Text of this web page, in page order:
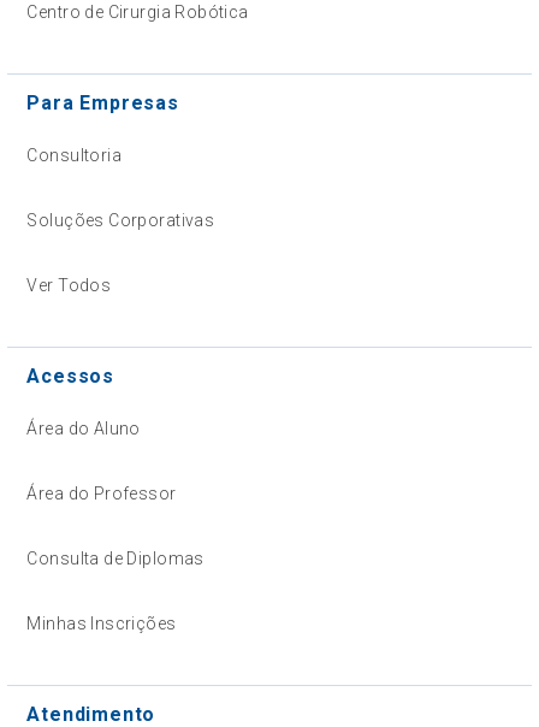
Centro de Cirurgia Robótica
Para Empresas
Consultoria
Soluções Corporativas
Ver Todos
Acessos
Área do Aluno
Área do Professor
Consulta de Diplomas
Minhas Inscrições
Atendimento